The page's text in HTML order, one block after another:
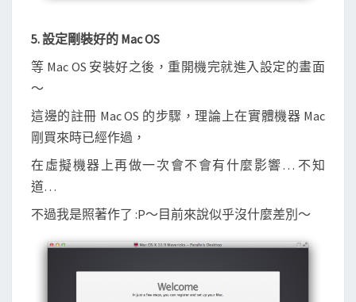
5. 設定剛裝好的 Mac OS
等 Mac OS 安裝好之後，重開機完就進入設定的畫面
～
這邊的註冊 Mac OS 的步驟，理論上在實體機器 Mac
剛買來時已經作過，
在虛擬機器上再做一次會不會有什麼影響… 不知
道…
不過我是照著作了 :P～目前來說似乎沒什麼差別～